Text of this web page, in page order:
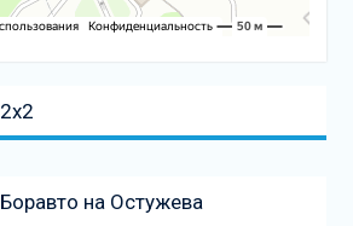
Предыдущая
запись:
2х2
Следующая
запись
Боравто на Остужева